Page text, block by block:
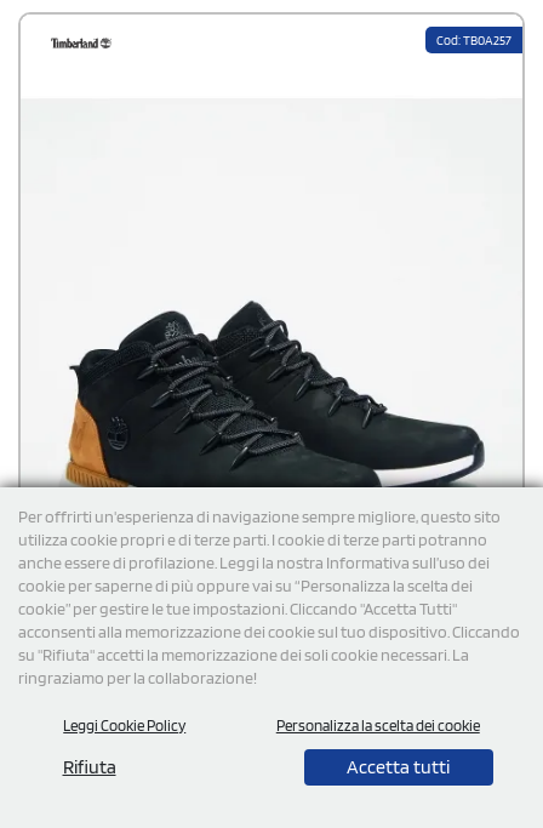
Per offrirti un'esperienza di navigazione sempre migliore, questo sito
utilizza cookie propri e di terze parti. I cookie di terze parti potranno
anche essere di profilazione. Leggi la nostra Informativa sull’uso dei
cookie per saperne di più oppure vai su “Personalizza la scelta dei
cookie” per gestire le tue impostazioni. Cliccando "Accetta Tutti"
acconsenti alla memorizzazione dei cookie sul tuo dispositivo. Cliccando
su "Rifiuta" accetti la memorizzazione dei soli cookie necessari. La
ringraziamo per la collaborazione!
Leggi Cookie Policy Personalizza la scelta dei cookie
Rifiuta Accetta tutti
passo, SensorFlex™ è la tecnologia che si adatta all'istante a tutti i
tipi di terreno per offrire stabilità e comfort.
Cod: TB0A257
Timberland Sprint trekker mid